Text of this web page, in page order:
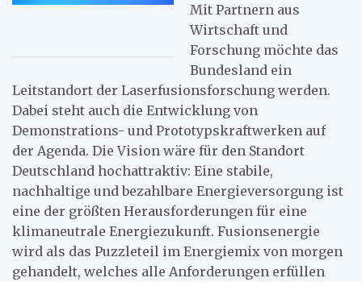
Mit Partnern aus
Wirtschaft und
Forschung möchte das
Bundesland ein
Leitstandort der Laserfusionsforschung werden.
Dabei steht auch die Entwicklung von
Demonstrations- und Prototypskraftwerken auf
der Agenda. Die Vision wäre für den Standort
Deutschland hochattraktiv: Eine stabile,
nachhaltige und bezahlbare Energieversorgung ist
eine der größten Herausforderungen für eine
klimaneutrale Energiezukunft. Fusionsenergie
wird als das Puzzleteil im Energiemix von morgen
gehandelt, welches alle Anforderungen erfüllen